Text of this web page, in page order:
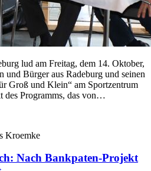
lud am Freitag, dem 14. Oktober,
und Bürger aus Radeburg und seinen
Groß und Klein“ am Sportzentrum
des Programms, das von…
Kroemke
Nach Bankpaten-Projekt